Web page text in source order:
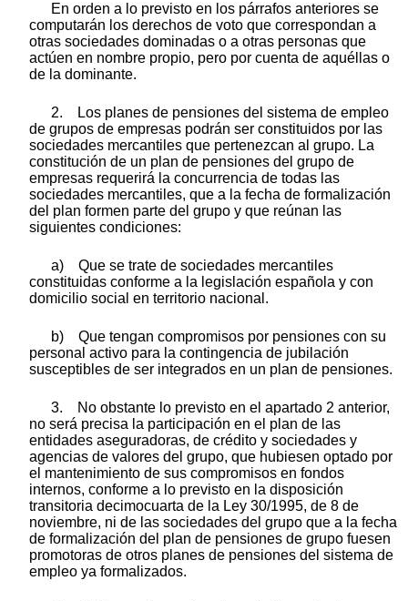
En orden a lo previsto en los párrafos anteriores se
computarán los derechos de voto que correspondan a
otras sociedades dominadas o a otras personas que
actúen en nombre propio, pero por cuenta de aquéllas o
de la dominante.
2. Los planes de pensiones del sistema de empleo
de grupos de empresas podrán ser constituidos por las
sociedades mercantiles que pertenezcan al grupo. La
constitución de un plan de pensiones del grupo de
empresas requerirá la concurrencia de todas las
sociedades mercantiles, que a la fecha de formalización
del plan formen parte del grupo y que reúnan las
siguientes condiciones:
a) Que se trate de sociedades mercantiles
constituidas conforme a la legislación española y con
domicilio social en territorio nacional.
b) Que tengan compromisos por pensiones con su
personal activo para la contingencia de jubilación
susceptibles de ser integrados en un plan de pensiones.
3. No obstante lo previsto en el apartado 2 anterior,
no será precisa la participación en el plan de las
entidades aseguradoras, de crédito y sociedades y
agencias de valores del grupo, que hubiesen optado por
el mantenimiento de sus compromisos en fondos
internos, conforme a lo previsto en la disposición
transitoria decimocuarta de la Ley 30/1995, de 8 de
noviembre, ni de las sociedades del grupo que a la fecha
de formalización del plan de pensiones de grupo fuesen
promotoras de otros planes de pensiones del sistema de
empleo ya formalizados.